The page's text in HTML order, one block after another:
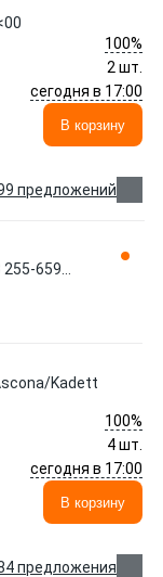
100%
2 шт.
сегодня в 17:00
В корзину
предложений
659
Kadett
100%
4 шт.
сегодня в 17:00
В корзину
предложения